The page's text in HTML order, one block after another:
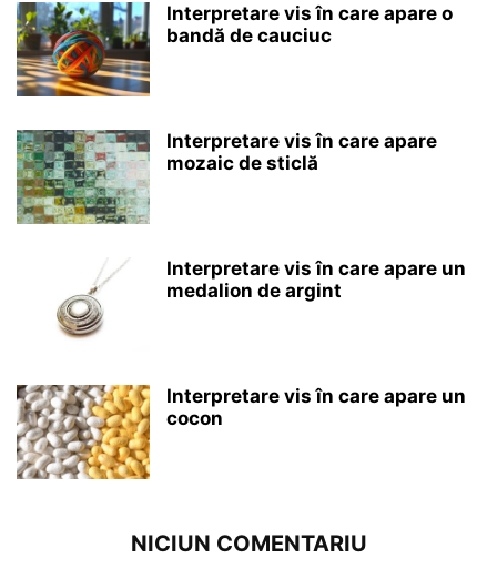
Interpretare vis în care apare o
bandă de cauciuc
Interpretare vis în care apare
mozaic de sticlă
Interpretare vis în care apare un
medalion de argint
Interpretare vis în care apare un
cocon
NICIUN COMENTARIU